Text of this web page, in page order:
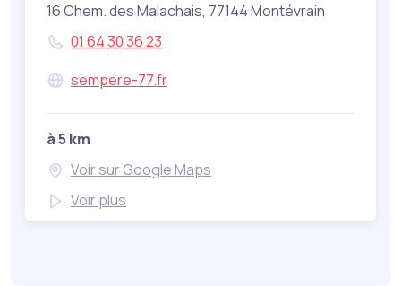
16 Chem. des Malachais, 77144 Montévrain
01 64 30 36 23
sempere-77.fr
à 5 km
Voir sur Google Maps
Voir plus